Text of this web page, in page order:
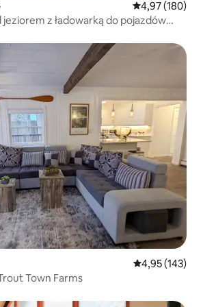
Średnia
4,97 (180)
z ładowarką do pojazdów
kategorii Wybór gości
Średnia
4,95 (143)
Town Farms